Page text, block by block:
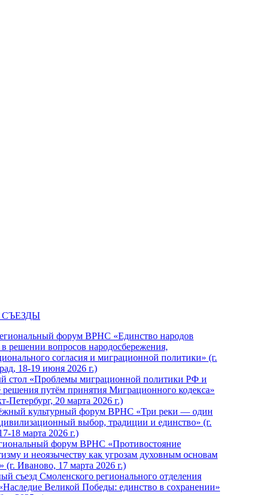
форум ВРНС «Единство народов
решении вопросов народосбережения,
согласия и миграционной политики» (г.
18-19 июня 2026 г.)
стол «Проблемы миграционной политики РФ и
решения путём принятия Миграционного кодекса»
Петербург, 20 марта 2026 г.)
культурный форум ВРНС «Три реки — один
выбор, традиции и единство» (г.
18 марта 2026 г.)
форум ВРНС «Противостояние
и неоязычеству как угрозам духовным основам
(г. Иваново, 17 марта 2026 г.)
съезд Смоленского регионального отделения
Великой Победы: единство в сохранении»